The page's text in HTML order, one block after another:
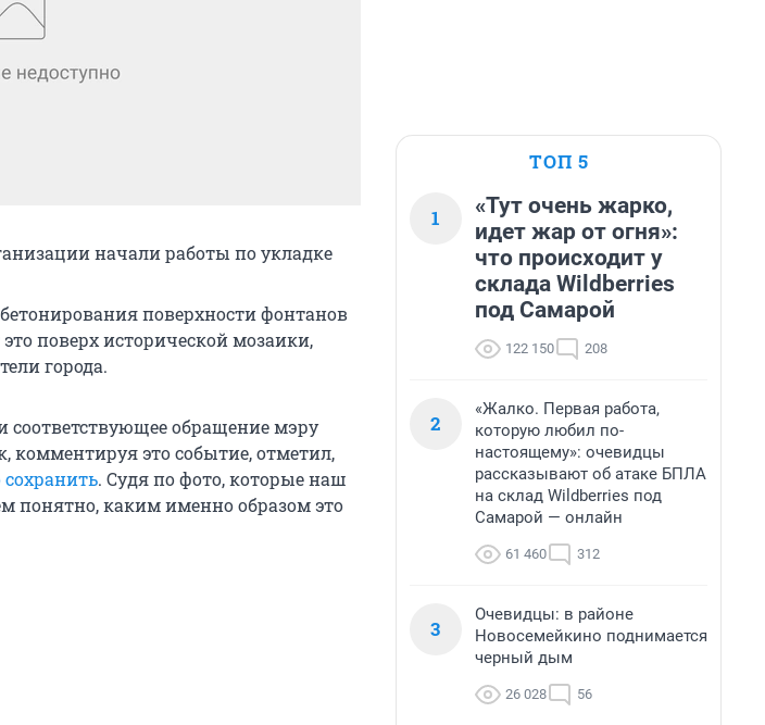
начали работы по укладке
поверхности фонтанов
поверх исторической мозаики,
города.
обращение мэру
комментируя это событие, отметил,
. Судя по фото, которые наш
понятно, каким именно образом это
ТОП 5
1
«Тут очень жарко,
идет жар от огня»:
что происходит у
склада Wildberries
под Самарой
122 150 208
2
«Жалко. Первая работа,
которую любил по-
настоящему»: очевидцы
рассказывают об атаке БПЛА
на склад Wildberries под
Самарой — онлайн
61 460 312
3
Очевидцы: в районе
Новосемейкино поднимается
черный дым
26 028 56